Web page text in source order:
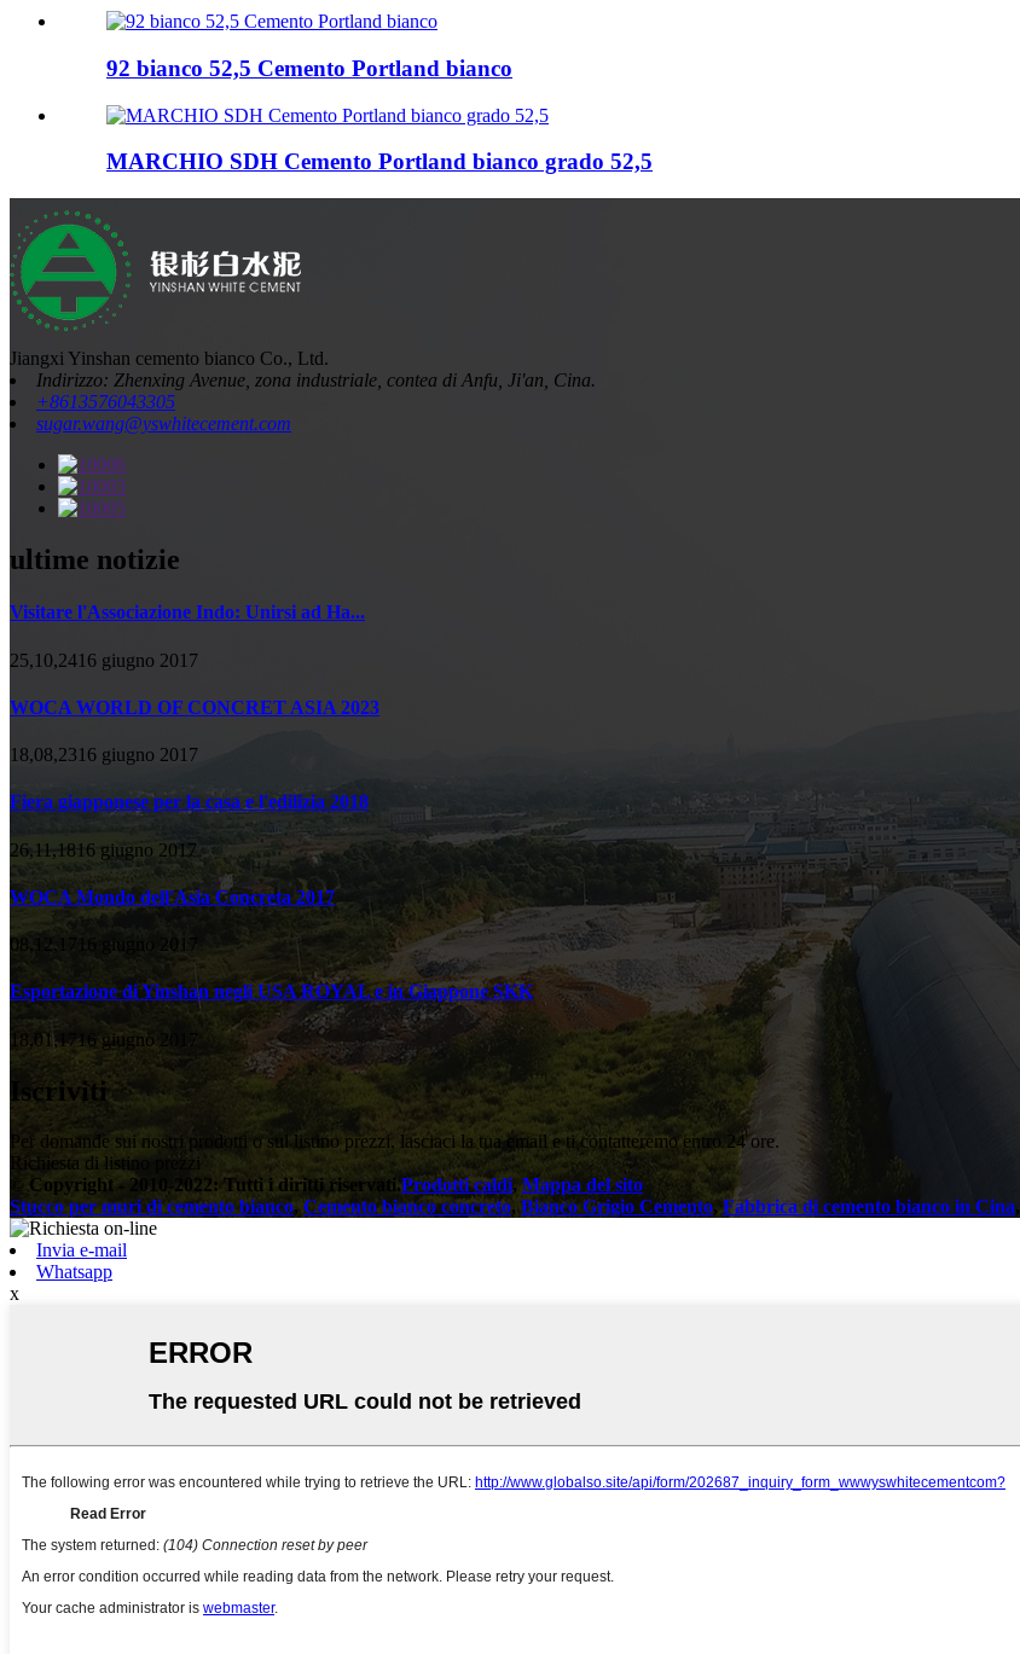
92 bianco 52,5 Cemento Portland bianco
MARCHIO SDH Cemento Portland bianco grado 52,5
Jiangxi Yinshan cemento bianco Co., Ltd.
Indirizzo: Zhenxing Avenue, zona industriale, contea di Anfu, Ji'an, Cina.
+8613576043305
sugar.wang@yswhitecement.com
ultime notizie
Visitare l'Associazione Indo: Unirsi ad Ha...
25,10,2416 giugno 2017
WOCA WORLD OF CONCRET ASIA 2023
18,08,2316 giugno 2017
Fiera giapponese per la casa e l'edilizia 2018
26,11,1816 giugno 2017
WOCA Mondo dell'Asia Concreta 2017
08,12,1716 giugno 2017
Esportazione di Yinshan negli USA ROYAL e in Giappone SKK
18,01,1716 giugno 2017
Iscriviti
Per domande sui nostri prodotti o sul listino prezzi, lasciaci la tua email e ti contatteremo entro 24 ore.
Richiesta di listino prezzi
© Copyright - 2010-2022: Tutti i diritti riservati.Prodotti caldi, Mappa del sito
Stucco per muri di cemento bianco, Cemento bianco concreto, Bianco Grigio Cemento,Fabbrica di cemento bianco in Cina,
Invia e-mail
Whatsapp
x